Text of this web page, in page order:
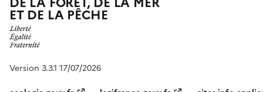
ET DE LA PÊCHE
Version 3.3.1 17/07/2026